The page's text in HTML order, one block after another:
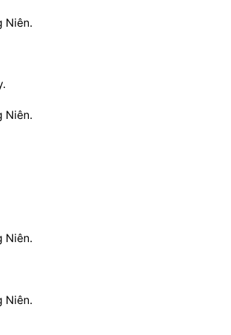
Niên.
Niên.
Niên.
Niên.